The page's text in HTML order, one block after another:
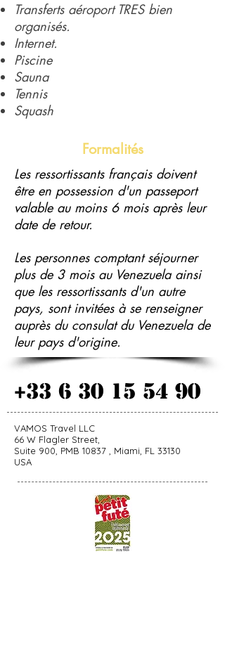
Transferts aéroport TRES bien
organisés.
Internet.
Piscine
Sauna
Tennis
Squash
Formalités
Les ressortissants français doivent
être en possession d'un passeport
valable au moins 6 mois après leur
date de retour.
Les personnes comptant séjourner
plus de 3 mois au Venezuela ainsi
que les ressortissants d'un autre
pays, sont invitées à se renseigner
auprès du consulat du Venezuela de
leur pays d'origine.
+33 6 30 15 54 90
VAMOS Travel LLC
66 W Flagler Street,
Suite 900, PMB 10837 , Miami, FL 33130
USA